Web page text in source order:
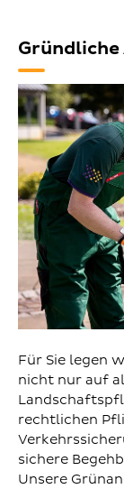
Für Sie legen
nicht nur auf
rechtlichen
sichere
Unsere